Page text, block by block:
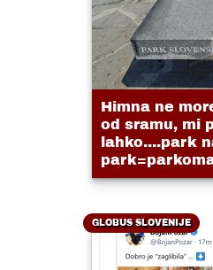
Himna ne
od sramu, mi
lahko....park
GLOBUS SLOVENIJE